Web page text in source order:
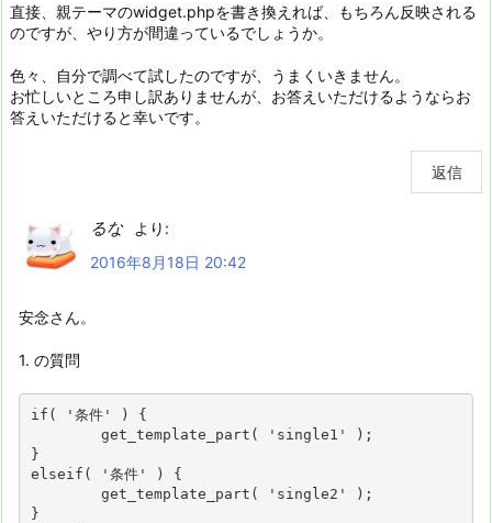
直接、親テーマのwidget.phpを書き換えれば、もちろん反映される
のですが、やり方が間違っているでしょうか。
色々、自分で調べて試したのですが、うまくいきません。
お忙しいところ申し訳ありませんが、お答えいただけるようならお
答えいただけると幸いです。
返信
るな
より:
2016年8月18日 20:42
安念さん。
1. の質問
if( '条件' ) {
}
elseif( '条件' ) {
}